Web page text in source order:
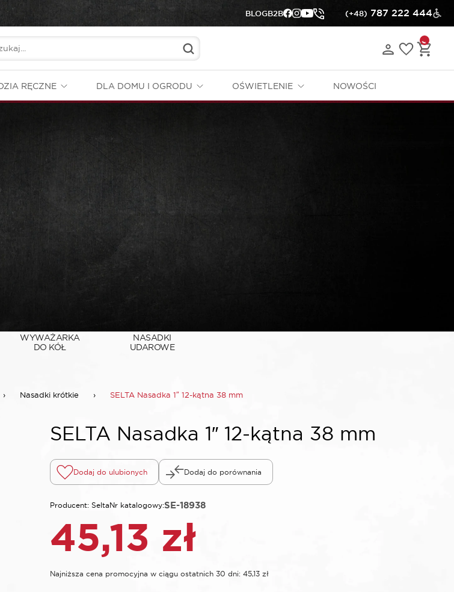
BLOGB2B (+48) 787 222 444
RĘCZNE DLA DOMU I OGRODU OŚWIETLENIE NOWOŚCI
WYWAŻARKA
DO KÓŁ
NASADKI
UDAROWE
› Nasadki krótkie › SELTA Nasadka 1″ 12-kątna 38 mm
SELTA Nasadka 1″ 12-kątna 38 mm
Dodaj do ulubionych Dodaj do porównania
Producent: SeltaNr katalogowy:SE-18938
45,13 zł
Najniższa cena promocyjna w ciągu ostatnich 30 dni: 45,13 zł